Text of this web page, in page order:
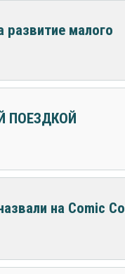
развитие малого
ПОЕЗДКОЙ
на Comic